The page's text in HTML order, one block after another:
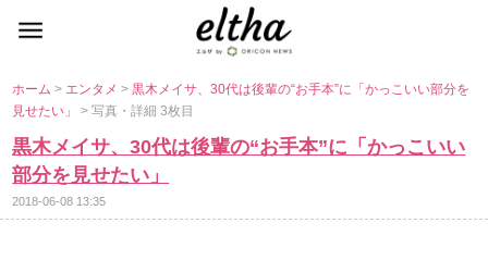
ホーム> エンタメ>黒木メイサ、30代は後輩の“お手本”に「かっこいい部分を
見せたい」> 写真・詳細 3枚目
黒木メイサ、30代は後輩の“お手本”に「かっこいい
部分を見せたい」
2018-06-08 13:35